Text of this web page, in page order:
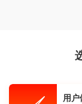
用户